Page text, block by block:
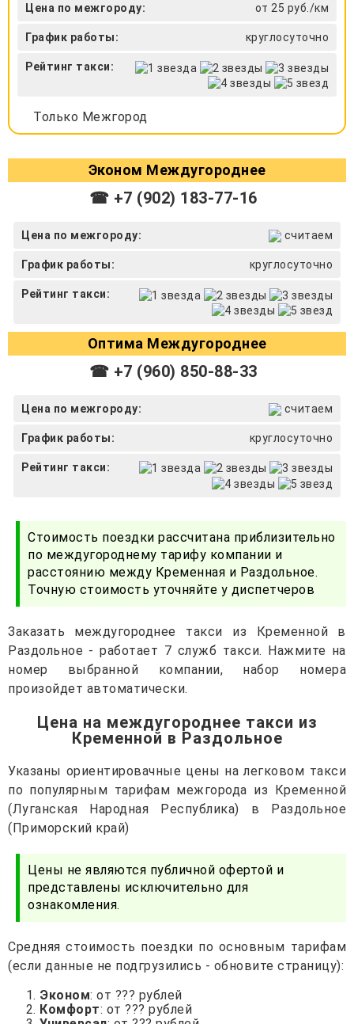
Цена по межгороду: от 25 руб./км
График работы: круглосуточно
Рейтинг такси:
Только Межгород
Эконом Междугороднее
☎ +7 (902) 183-77-16
Цена по межгороду: считаем
График работы: круглосуточно
Рейтинг такси:
Оптима Междугороднее
☎ +7 (960) 850-88-33
Цена по межгороду: считаем
График работы: круглосуточно
Рейтинг такси:
Стоимость поездки рассчитана приблизительно
по междугороднему тарифу компании и
расстоянию между Кременная и Раздольное.
Точную стоимость уточняйте у диспетчеров
Заказать междугороднее такси из Кременной в
Раздольное - работает 7 служб такси. Нажмите на
номер выбранной компании, набор номера
произойдет автоматически.
Цена на междугороднее такси из
Кременной в Раздольное
Указаны ориентировачные цены на легковом такси
по популярным тарифам межгорода из Кременной
(Луганская Народная Республика) в Раздольное
(Приморский край)
Цены не являются публичной офертой и
представлены исключительно для
ознакомления.
Средняя стоимость поездки по основным тарифам
(если данные не подгрузились - обновите страницу):
Эконом: от ??? рублей
Комфорт: от ??? рублей